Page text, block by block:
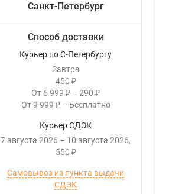
Санкт-Петербург
Способ доставки
Курьер по С-Петербургу
Завтра
450 ₽
От 6 999 ₽ – 290 ₽
От 9 999 ₽ – Бесплатно
Курьер СДЭК
7 августа 2026 – 10 августа 2026
550 ₽
Самовывоз из пункта выдачи
СДЭК